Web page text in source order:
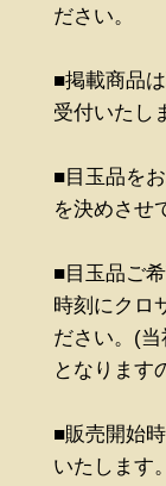
ださい。
■掲載商品
受付いたし
■目玉品を
を決めさせ
■目玉品ご
時刻にクロ
ださい。(
となります
■販売開始
いたします。